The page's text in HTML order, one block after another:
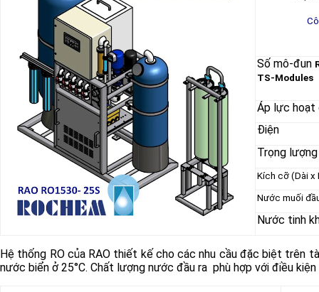
Số mô-đun
TS-Modules
Áp lực hoạt
Điện
Trọng lượng
Kích cỡ (Dài x
Nước muối
Nước tinh
Hệ thống RO của RAO thiết kế cho các nhu cầu đặc biệt trên
nước biển ở 25°C. Chất lượng nước đầu ra phù hợp với điều